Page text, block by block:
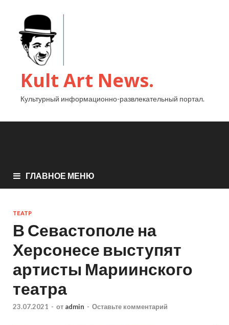
Kult Art News.
Культурный информационно-развлекательный портал.
ГЛАВНОЕ МЕНЮ
ТЕАТР
В Севастополе на
Херсонесе выступят
артисты Мариинского
театра
23.07.2021 - от admin - Оставьте комментарий